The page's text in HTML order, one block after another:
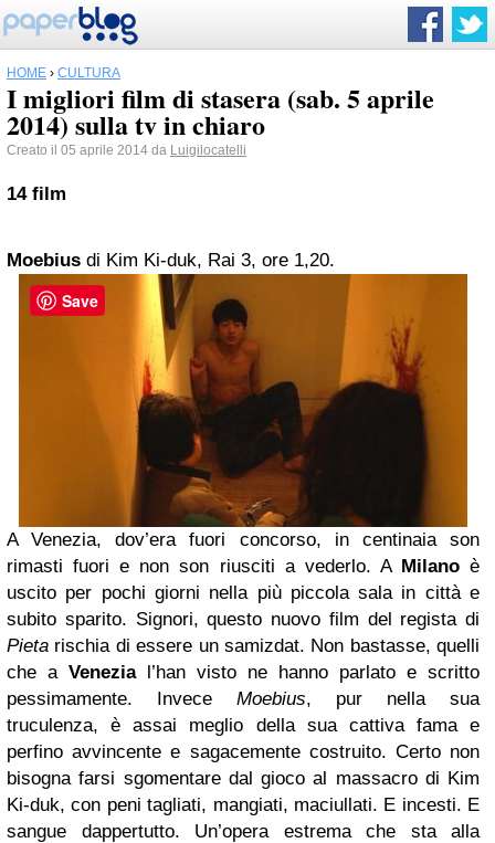
HOME › CULTURA
I migliori film di stasera (sab. 5 aprile
2014) sulla tv in chiaro
Creato il 05 aprile 2014 da Luigilocatelli
14 film
Moebius di Kim Ki-duk, Rai 3, ore 1,20.
A Venezia, dov’era fuori concorso, in centinaia son
rimasti fuori e non son riusciti a vederlo. A Milanoè
uscito per pochi giorni nella più piccola sala in città e
subito sparito. Signori, questo nuovo film del regista di
Pieta rischia di essere un samizdat. Non bastasse, quelli
che a Venezial’han visto ne hanno parlato e scritto
pessimamente. Invece Moebius, pur nella sua
truculenza, è assai meglio della sua cattiva fama e
perfino avvincente e sagacemente costruito. Certo non
bisogna farsi sgomentare dal gioco al massacro di Kim
Ki-duk, con peni tagliati, mangiati, maciullati. E incesti. E
sangue dappertutto. Un’opera estrema che sta alla
Save